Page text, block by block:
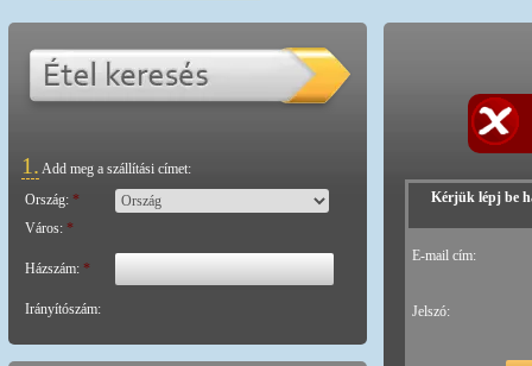
1. Add meg a szállítási címet:
Ország: *
Város: *
Házszám: *
Irányítószám:
Kérjük lépj be
E-mail cím:
Jelszó: